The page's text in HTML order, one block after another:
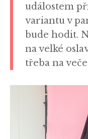
událostem
variantu v
bude hodit.
na velké
třeba na